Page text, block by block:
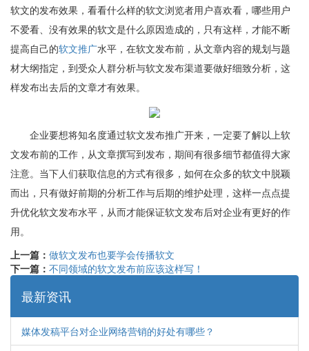
软文的发布效果，看看什么样的软文浏览者用户喜欢看，哪些用户
不爱看、没有效果的软文是什么原因造成的，只有这样，才能不断
提高自己的软文推广水平，在软文发布前，从文章内容的规划与题
材大纲指定，到受众人群分析与软文发布渠道要做好细致分析，这
样发布出去后的文章才有效果。
企业要想将知名度通过软文发布推广开来，一定要了解以上软
文发布前的工作，从文章撰写到发布，期间有很多细节都值得大家
注意。当下人们获取信息的方式有很多，如何在众多的软文中脱颖
而出，只有做好前期的分析工作与后期的维护处理，这样一点点提
升优化软文发布水平，从而才能保证软文发布后对企业有更好的作
用。
上一篇： 做软文发布也要学会传播软文
下一篇： 不同领域的软文发布前应该这样写！
最新资讯
媒体发稿平台对企业网络营销的好处有哪些？